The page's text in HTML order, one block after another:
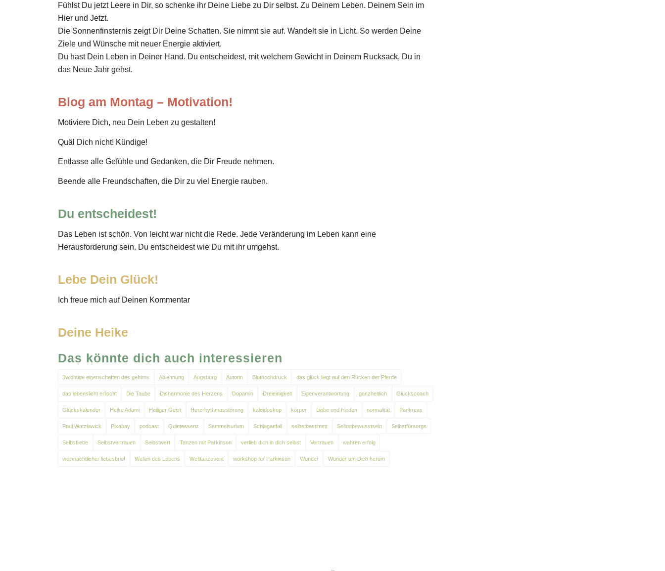
Fühlst Du jetzt Leere in Dir, so schenke ihr Deine Liebe zu Dir selbst. Zu Deinem Leben. Deinem Sein im
Hier und Jetzt.
Die Sonnenfinsternis zeigt Dir Deine Schatten. Sie nimmt sie auf. Wandelt sie in Licht. So werden Deine
Ziele und Wünsche mit neuer Energie aktiviert.
Du hast Dein Leben in Deiner Hand. Du entscheidest, mit welchem Gewicht in Deinem Rucksack, Du in
das Neue Jahr gehst.
Blog am Montag – Motivation!
Motiviere Dich, neu Dein Leben zu gestalten!
Quäl Dich nicht! Kündige!
Entlasse alle Gefühle und Gedanken, die Dir Freude nehmen.
Beende alle Freundschaften, die Dir zu viel Energie rauben.
Du entscheidest!
Das Leben ist schön. Von leicht war nicht die Rede. Jede Veränderung im Leben kann eine
Herausforderung sein. Du entscheidest wie Du mit ihr umgehst.
Lebe Dein Glück!
Ich freue mich auf Deinen Kommentar
Deine Heike
Das könnte dich auch interessieren
3wichtige eigenschaften des gehirns Ablehnung Augsburg Autorin Bluthochdruck das glück liegt auf den Rücken der Pferde
das lebenslicht erlischt Die Taube Disharmonie des Herzens Dopamin Dreieinigkeit Eigenverantwortung ganzheitlich Glückscoach
Glückskalender Heike Adami Heiliger Geist Herzrhythmusstörung kaleidoskop körper Liebe und frieden normalität Pankreas
Paul Watzlawick Pixabay podcast Quintessenz Sammelsurium Schlaganfall selbstbestimmt Selbstbewusstsein Selbstfürsorge
Selbstliebe Selbstvertrauen Selbstwert Tanzen mit Parkinson verlieb dich in dich selbst Vertrauen wahren erfolg
weihnachtlicher liebesbrief Wellen des Lebens Welttanzevent workshop für Parkinson Wunder Wunder um Dich herum